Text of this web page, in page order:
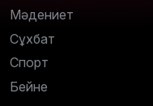
Мәдениет
Сұхбат
Спорт
Бейне